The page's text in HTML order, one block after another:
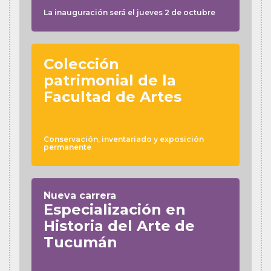
La inauguración será el jueves 2 de octubre
Colección
patrimonial de la
Facultad de Artes
Conservación, inventariado y exposición
permanente
Nueva carrera
Especialización en
Historia del Arte de
Tucumán